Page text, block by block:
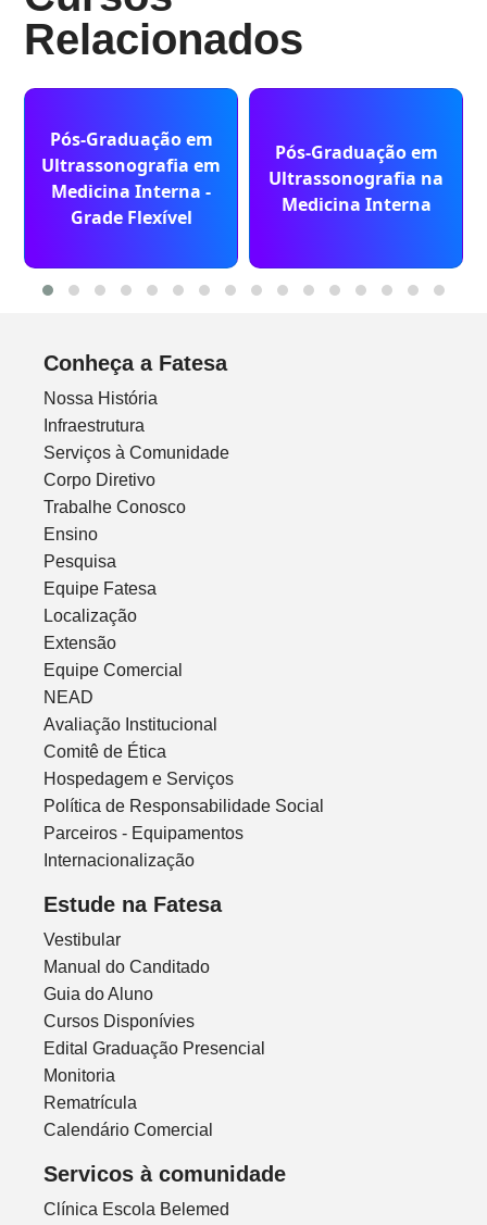
Relacionados
Pós-Graduação em
Ultrassonografia em
Medicina Interna -
Grade Flexível
Pós-Graduação em
Ultrassonografia na
Medicina Interna
Conheça a Fatesa
Nossa História
Infraestrutura
Serviços à Comunidade
Corpo Diretivo
Trabalhe Conosco
Ensino
Pesquisa
Equipe Fatesa
Localização
Extensão
Equipe Comercial
NEAD
Avaliação Institucional
Comitê de Ética
Hospedagem e Serviços
Política de Responsabilidade Social
Parceiros - Equipamentos
Internacionalização
Estude na Fatesa
Vestibular
Manual do Canditado
Guia do Aluno
Cursos Disponívies
Edital Graduação Presencial
Monitoria
Rematrícula
Calendário Comercial
Servicos à comunidade
Clínica Escola Belemed